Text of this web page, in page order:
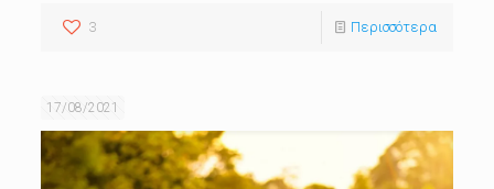
3 Περισσότερα
17/08/2021